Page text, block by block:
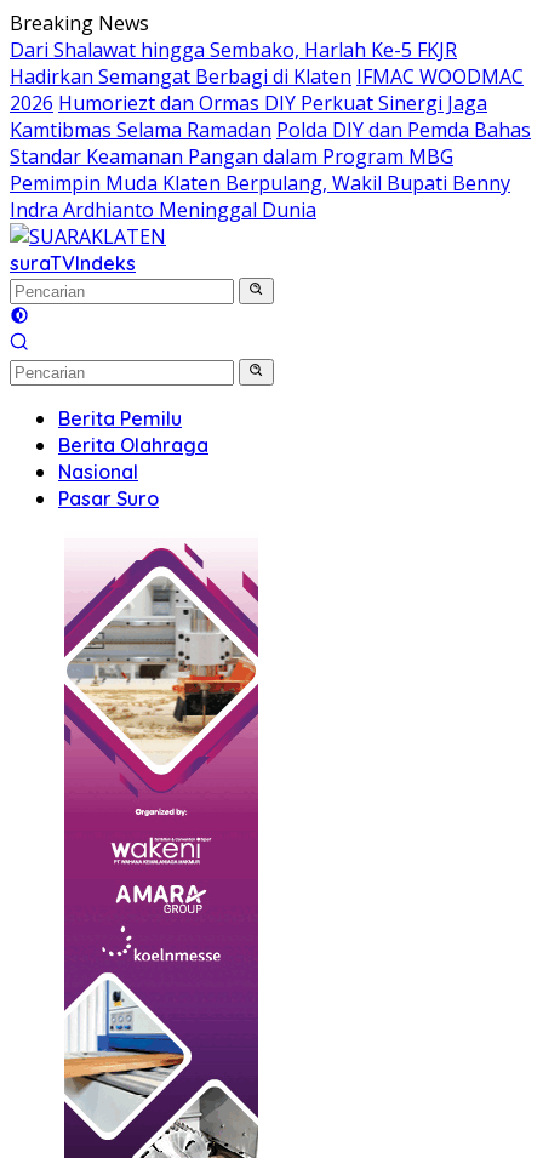
Langsung
ke
konten
Breaking News
Dari Shalawat hingga Sembako, Harlah Ke-5 FKJR
Hadirkan Semangat Berbagi di Klaten IFMAC WOODMAC
2026 Humoriezt dan Ormas DIY Perkuat Sinergi Jaga
Kamtibmas Selama Ramadan Polda DIY dan Pemda Bahas
Standar Keamanan Pangan dalam Program MBG
Pemimpin Muda Klaten Berpulang, Wakil Bupati Benny
Indra Ardhianto Meninggal Dunia
suraTVIndeks
Berita Pemilu
Berita Olahraga
Nasional
Pasar Suro